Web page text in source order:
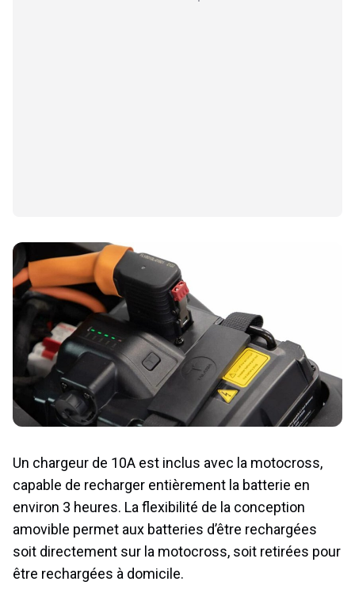
Un chargeur de 10A est inclus avec la motocross,
capable de recharger entièrement la batterie en
environ 3 heures. La flexibilité de la conception
amovible permet aux batteries d’être rechargées
soit directement sur la motocross, soit retirées pour
être rechargées à domicile.